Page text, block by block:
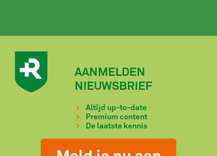
AANMELDEN
NIEUWSBRIEF
Altijd up-to-date
Premium content
De laatste kennis